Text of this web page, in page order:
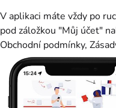
V aplikaci máte vždy po
pod záložkou "Můj účet"
Obchodní podmínky,